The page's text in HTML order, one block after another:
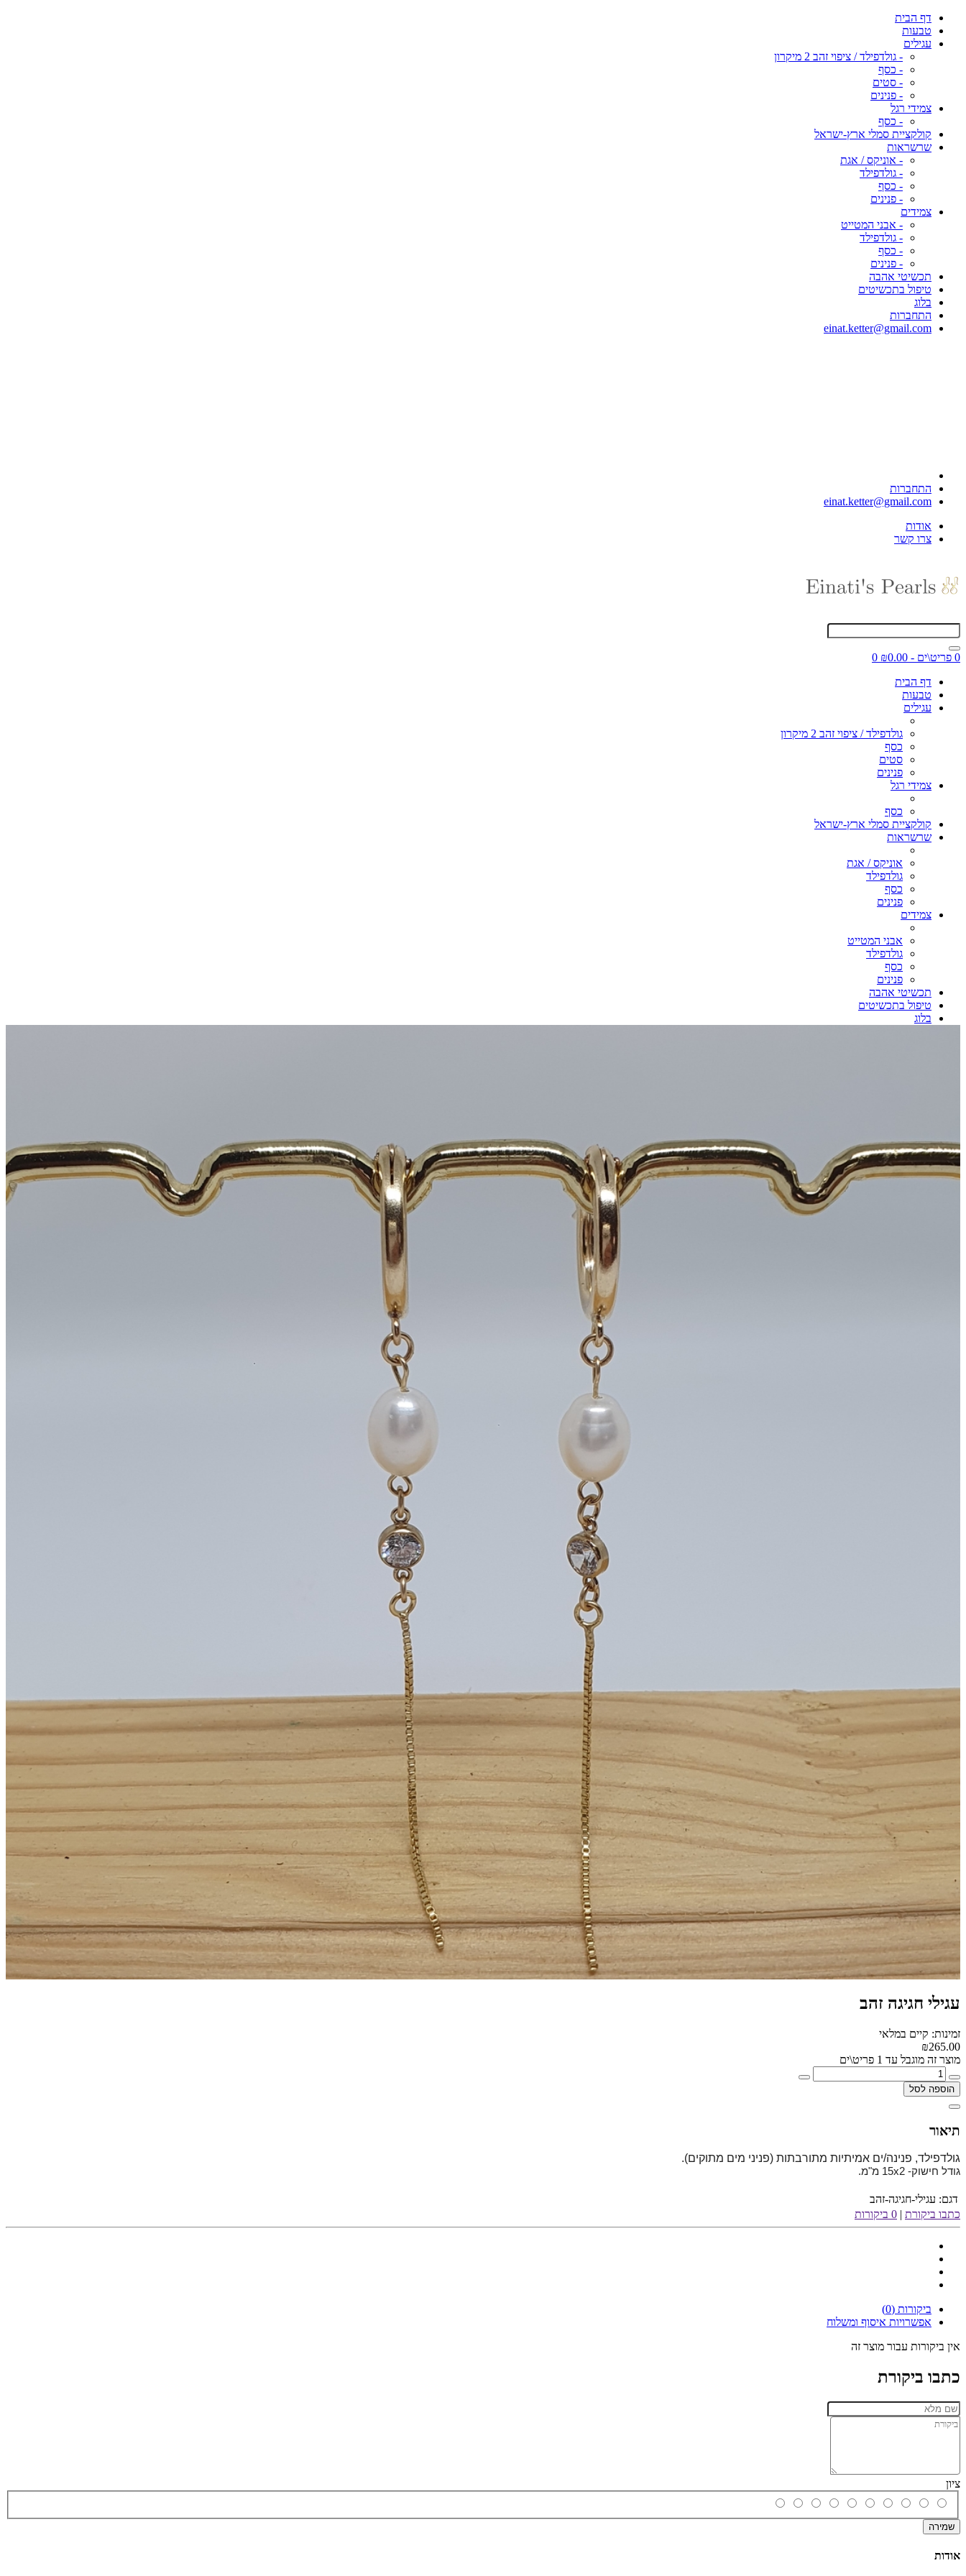
דף הבית
טבעות
עגילים
- גולדפילד / ציפוי זהב 2 מיקרון
- כסף
- סטים
- פנינים
צמידי רגל
- כסף
קולקציית סמלי ארץ-ישראל
שרשראות
- אוניקס / אגת
- גולדפילד
- כסף
- פנינים
צמידים
- אבני המטייט
- גולדפילד
- כסף
- פנינים
תכשיטי אהבה
טיפול בתכשיטים
בלוג
התחברות
einat.ketter@gmail.com
התחברות
einat.ketter@gmail.com
אודות
צרו קשר
0 פריט\ים - ₪0.00
0
דף הבית
טבעות
עגילים
גולדפילד / ציפוי זהב 2 מיקרון
כסף
סטים
פנינים
צמידי רגל
כסף
קולקציית סמלי ארץ-ישראל
שרשראות
אוניקס / אגת
גולדפילד
כסף
פנינים
צמידים
אבני המטייט
גולדפילד
כסף
פנינים
תכשיטי אהבה
טיפול בתכשיטים
בלוג
עגילי חגיגה זהב
זמינות: קיים במלאי
₪265.00
מוצר זה מוגבל עד 1 פריט\ים
הוספה לסל
תיאור
גולדפילד, פנינה/ים אמיתיות מתורבתות (פניני מים מתוקים).
גודל חישוק- 15x2 מ"מ.
דגם: עגילי-חגיגה-זהב
כתבו ביקורת | 0 ביקורות
ביקורות (0)
אפשרויות איסוף ומשלוח
אין ביקורות עבור מוצר זה
כתבו ביקורת
ציון
שמירה
אודות